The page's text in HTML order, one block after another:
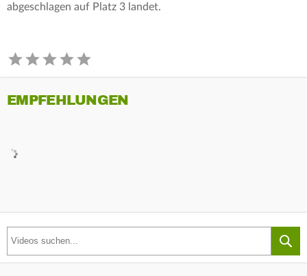
abgeschlagen auf Platz 3 landet.
EMPFEHLUNGEN